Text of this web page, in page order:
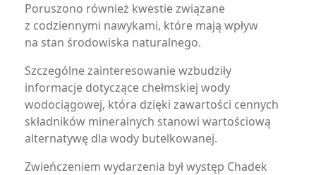
Poruszono również kwestie związane
z codziennymi nawykami, które mają wpływ
na stan środowiska naturalnego.
Szczególne zainteresowanie wzbudziły
informacje dotyczące chełmskiej wody
wodociągowej, która dzięki zawartości cennych
składników mineralnych stanowi wartościową
alternatywę dla wody butelkowanej.
Zwieńczeniem wydarzenia był występ Chadek